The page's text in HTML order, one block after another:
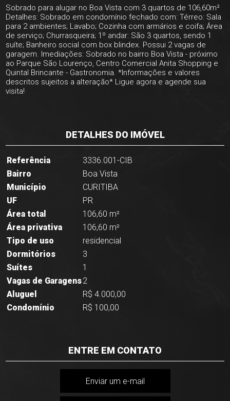
Sobrado para alugar no Boa Vista com 3 quartos de 106,60m²
Detalhes: Sobrado em condomínio fechado com: Térreo: Sala
para 2 ambientes; Lavabo; Cozinha com armários e coifa; Área
de serviço; Churrasqueira; 1º andar: São 3 quartos, sendo 1
suíte; Banheiro social com box blindex. Possui 2 vagas de
garagem. Imediações: Sobrado no bairro Boa Vista - próximo
ao Parque São Lourenço, Centro Comercial Anita Shopping e
Quintal Brincante - Gastronomia. *Informações e valores
descritos sujeitos a alteração* Ligue agora e agende sua
visita!
DETALHES DO IMÓVEL
Referência
3336.001-CIB
Bairro
Boa Vista
Município
CURITIBA
UF
PR
Área total
106,60 m²
Área privativa
106,60 m²
Tipo de uso
residencial
Dormitórios
3
Suítes
1
Vagas de Garagens2
Aluguel
R$ 4.000,00
Condomínio
R$ 100,00
ENTRE EM CONTATO
Enviar um e-mail